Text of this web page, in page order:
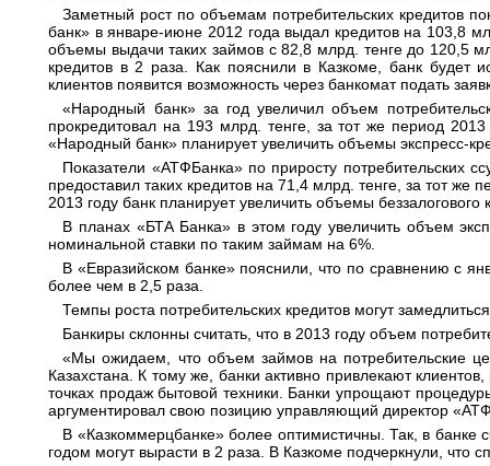
Заметный рост по объемам потребительских кредитов
банк» в январе-июне 2012 года выдал кредитов на 103,8
объемы выдачи таких займов с 82,8 млрд. тенге до 120,5
кредитов в 2 раза. Как пояснили в Казкоме, банк будет
клиентов появится возможность через банкомат подать
«Народный банк» за год увеличил объем
прокредитовал на 193 млрд. тенге, за тот же период
«Народный банк» планирует увеличить объемы экспресс-
Показатели «АТФБанка» по приросту потребительских
предоставил таких кредитов на 71,4 млрд. тенге, за тот
2013 году банк планирует увеличить объемы
В планах «БТА Банка» в этом году увеличить объем
номинальной ставки по таким займам на 6%.
В «Евразийском банке» пояснили, что по сравнению с
более чем в 2,5 раза.
Темпы роста потребительских кредитов могут замедлиться
Банкиры склонны считать, что в 2013 году объем
«Мы ожидаем, что объем займов на потребительские
Казахстана. К тому же, банки активно привлекают
точках продаж бытовой техники. Банки упрощают
аргументировал свою позицию управляющий директор
В «Казкоммерцбанке» более оптимистичны. Так, в банке
годом могут вырасти в 2 раза. В Казкоме подчеркнули, что